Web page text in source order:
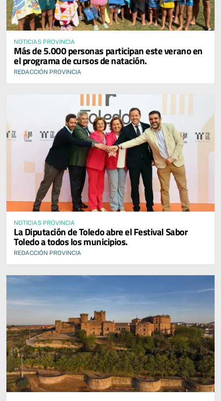
NOTICIAS PROVINCIA
Más de 5.000 personas participan este verano en
el programa de cursos de natación.
REDACCIÓN PROVINCIA
NOTICIAS PROVINCIA
La Diputación de Toledo abre el Festival Sabor
Toledo a todos los municipios.
REDACCIÓN PROVINCIA